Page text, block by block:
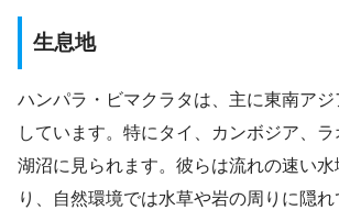
生息地
ハンパラ・ビマクラタは、主に東南ア
しています。特にタイ、カンボジア、
湖沼に見られます。彼らは流れの速い
り、自然環境では水草や岩の周りに隠れ